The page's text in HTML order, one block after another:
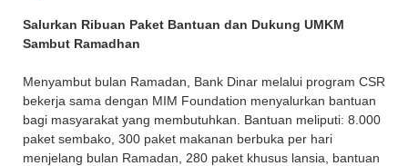
Salurkan Ribuan Paket Bantuan dan Dukung UMKM
Sambut Ramadhan
Menyambut bulan Ramadan, Bank Dinar melalui program CSR
bekerja sama dengan MIM Foundation menyalurkan bantuan
bagi masyarakat yang membutuhkan. Bantuan meliputi: 8.000
paket sembako, 300 paket makanan berbuka per hari
menjelang bulan Ramadan, 280 paket khusus lansia, bantuan